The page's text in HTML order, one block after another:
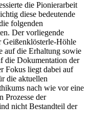
die Pionierarbeit
diese bedeutende
folgenden
Der vorliegende
Geißenklösterle-Höhle
auf die Erhaltung sowie
die Dokumentation der
Fokus liegt dabei auf
die aktuellen
nach wie vor eine
Prozesse der
nicht Bestandteil der